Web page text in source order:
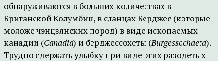
обнаруживаются в больших количествах в
Британской Колумбии, в сланцах Берджес (которые
моложе чэнцзянских пород) в виде ископаемых
канадии (Canadia) и берджессохеты (Burgessochaeta).
Трудно сдержать улыбку при виде этих разодетых